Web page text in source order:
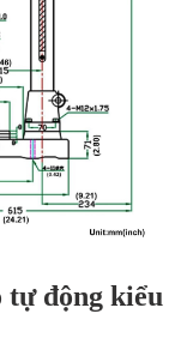
động kiểu